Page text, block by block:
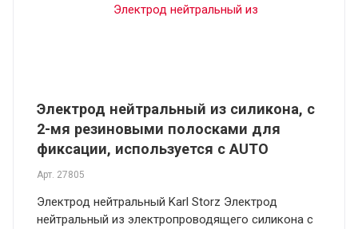
Электрод нейтральный из силикона, с
2-мя резиновыми полосками для
фиксации, используется с AUTO
Арт. 27805
Электрод нейтральный Karl Storz Электрод
нейтральный из электропроводящего силикона с